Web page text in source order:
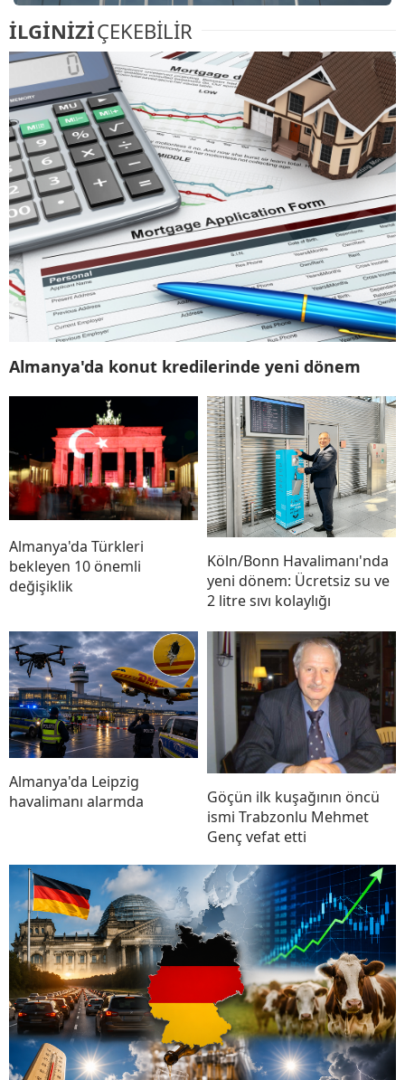
İLGİNİZİÇEKEBİLİR
Almanya'da konut kredilerinde yeni dönem
Almanya'da Türkleri
bekleyen 10 önemli
değişiklik
Köln/Bonn Havalimanı'nda
yeni dönem: Ücretsiz su ve
2 litre sıvı kolaylığı
Almanya'da Leipzig
havalimanı alarmda
Göçün ilk kuşağının öncü
ismi Trabzonlu Mehmet
Genç vefat etti